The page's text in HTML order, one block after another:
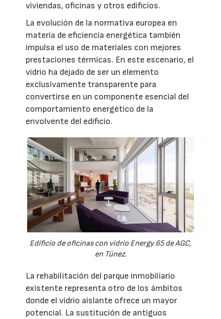
viviendas, oficinas y otros edificios.
La evolución de la normativa europea en
materia de eficiencia energética también
impulsa el uso de materiales con mejores
prestaciones térmicas. En este escenario, el
vidrio ha dejado de ser un elemento
exclusivamente transparente para
convertirse en un componente esencial del
comportamiento energético de la
envolvente del edificio.
Edificio de oficinas con vidrio Energy 65 de AGC,
en Túnez.
La rehabilitación del parque inmobiliario
existente representa otro de los ámbitos
donde el vidrio aislante ofrece un mayor
potencial. La sustitución de antiguos